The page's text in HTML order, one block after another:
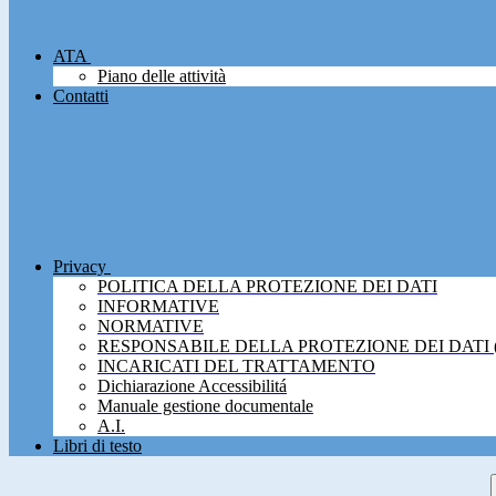
ATA
Piano delle attività
Contatti
Privacy
POLITICA DELLA PROTEZIONE DEI DATI
INFORMATIVE
NORMATIVE
RESPONSABILE DELLA PROTEZIONE DEI DATI
INCARICATI DEL TRATTAMENTO
Dichiarazione Accessibilitá
Manuale gestione documentale
A.I.
Libri di testo